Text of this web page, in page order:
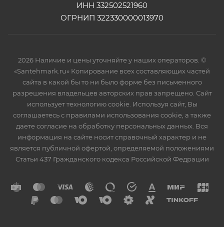
ИНН 332502521960
ОГРНИП 322330000013970
2026 Наличие и цены уточняйте у наших операторов. ©
«Santehmark.ru» Копирование всех составляющих частей
сайта в какой бы то ни было форме без письменного
разрешения владельцев авторских прав запрещено. Сайт
использует технологию cookie. Используя сайт, Вы
соглашаетесь с правилами использования cookie, а также
даете согласие на обработку персональных данных. Вся
информация на сайте носит справочный характер и не
является публичной офертой, определяемой положениями
Статьи 437 Гражданского кодекса Российской Федрации